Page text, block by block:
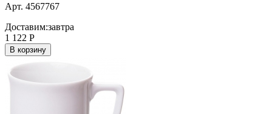
Арт. 4567767
Доставим:завтра
1 122 Р
В корзину